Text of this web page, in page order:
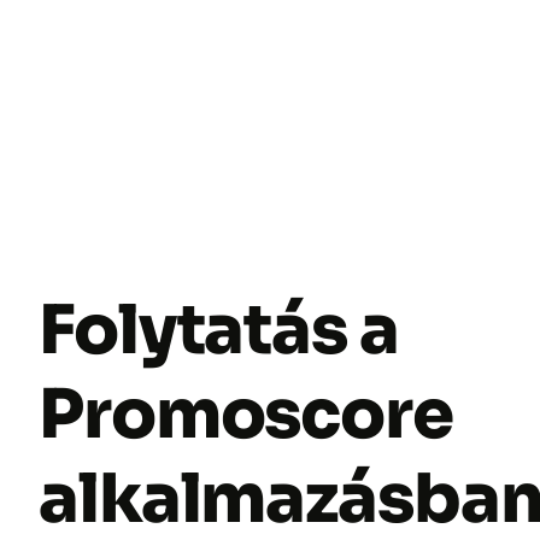
Folytatás a
Promoscore